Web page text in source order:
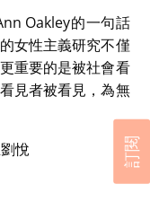
Oakley的一句話
女性主義研究不僅
重要的是被社會看
見者被看見，為無
悅
訂閱